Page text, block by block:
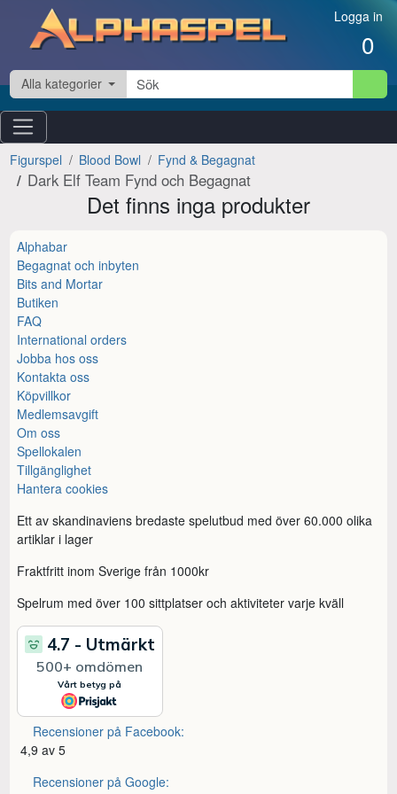
Hoppa till innehåll Logga in
0
Alla kategorier
Figurspel Blood Bowl Fynd & Begagnat
Dark Elf Team Fynd och Begagnat
Det finns inga produkter
Alphabar
Begagnat och inbyten
Bits and Mortar
Butiken
FAQ
International orders
Jobba hos oss
Kontakta oss
Köpvillkor
Medlemsavgift
Om oss
Spellokalen
Tillgänglighet
Hantera cookies
Ett av skandinaviens bredaste spelutbud med över 60.000 olika
artiklar i lager
Fraktfritt inom Sverige från 1000kr
Spelrum med över 100 sittplatser och aktiviteter varje kväll
Recensioner på Facebook:
4,9 av 5
Recensioner på Google: